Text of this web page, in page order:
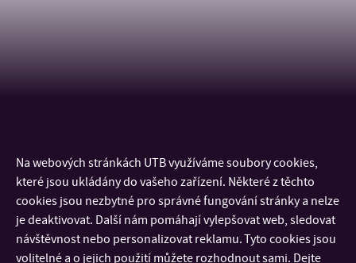
KONTAKT
DŮLEŽITÉ INFORMACE
Na webových stránkách UTB využíváme soubory cookies,
které jsou ukládány do vašeho zařízení. Některé z těchto
cookies jsou nezbytné pro správné fungování stránky a nelze
je deaktivovat. Další nám pomáhají vylepšovat web, sledovat
návštěvnost nebo personalizovat reklamu. Tyto cookies jsou
volitelné a o jejich použití můžete rozhodnout sami. Dejte